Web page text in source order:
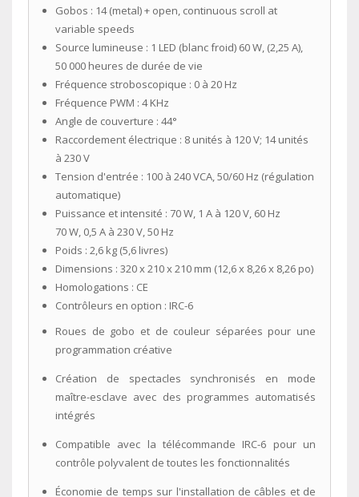
Gobos : 14 (metal) + open, continuous scroll at
variable speeds
Source lumineuse : 1 LED (blanc froid) 60 W, (2,25 A),
50 000 heures de durée de vie
Fréquence stroboscopique : 0 à 20 Hz
Fréquence PWM : 4 KHz
Angle de couverture : 44°
Raccordement électrique : 8 unités à 120 V; 14 unités
à 230 V
Tension d'entrée : 100 à 240 VCA, 50/60 Hz (régulation
automatique)
Puissance et intensité : 70 W, 1 A à 120 V, 60 Hz
70 W, 0,5 A à 230 V, 50 Hz
Poids : 2,6 kg (5,6 livres)
Dimensions : 320 x 210 x 210 mm (12,6 x 8,26 x 8,26 po)
Homologations : CE
Contrôleurs en option : IRC-6
Roues de gobo et de couleur séparées pour une
programmation créative
Création de spectacles synchronisés en mode
maître-esclave avec des programmes automatisés
intégrés
Compatible avec la télécommande IRC-6 pour un
contrôle polyvalent de toutes les fonctionnalités
Économie de temps sur l'installation de câbles et de